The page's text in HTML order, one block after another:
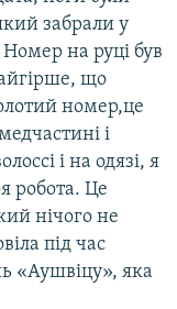
забрали у
на руці був
що
номер,це
і
і на одязі, я
робота. Це
нічого не
під час
«Аушвіцу», яка